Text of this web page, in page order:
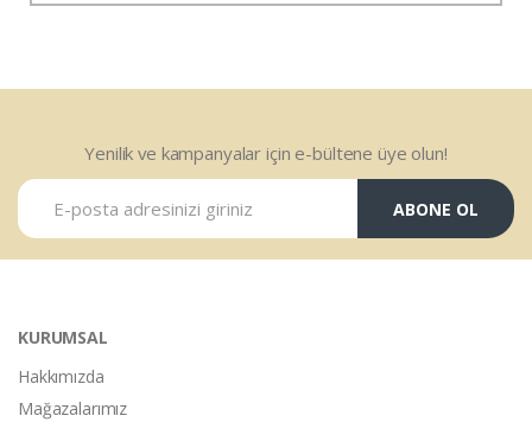
Yenilik ve kampanyalar için e-bültene üye olun!
ABONE OL
KURUMSAL
Hakkımızda
Mağazalarımız